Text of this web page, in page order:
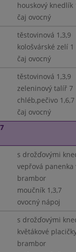
houskový knedlík
čaj ovocný
těstovinová 1,3,9
kološvárské zelí 1
čaj ovocný
těstovinová 1,3,9
zeleninový talíř 7
chléb,pečivo 1,6,7
čaj ovocný
s drožďovými
vepřová panenka
brambor
moučník 1,3,7
ovocný nápoj
s drožďovými
květákové
brambor